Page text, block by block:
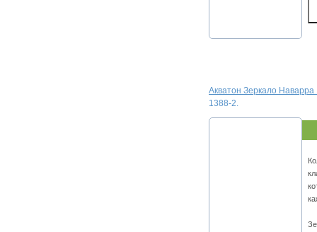
Акватон Зеркало Наварра
1388-2.